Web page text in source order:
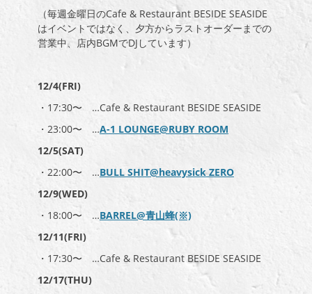
（毎週金曜日のCafe & Restaurant BESIDE SEASIDE
はイベントではなく、夕方からラストオーダーまでの
営業中、店内BGMでDJしています）
12/4(FRI)
・17:30〜 …Cafe & Restaurant BESIDE SEASIDE
・23:00〜 …A-1 LOUNGE@RUBY ROOM
12/5(SAT)
・22:00〜 …BULL SHIT@heavysick ZERO
12/9(WED)
・18:00〜 …BARREL@青山蜂(※)
12/11(FRI)
・17:30〜 …Cafe & Restaurant BESIDE SEASIDE
12/17(THU)